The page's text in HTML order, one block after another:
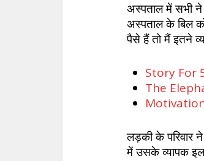
अस्पताल में सभी
अस्पताल के बिल
पैसे हैं तो मैं इतने
Story For
The
लड़की के परिवार
में उसके व्यापक